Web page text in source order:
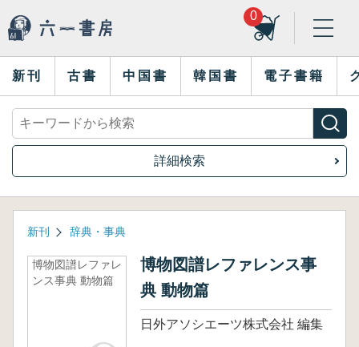
0
新刊 古書 中国書 韓国書 電子書籍
詳細検索
新刊 辞典・事典
博物図譜レファレ
ンス事典 動物篇
博物図譜レファレンス事
典 動物篇
日外アソシエーツ株式会社 編集